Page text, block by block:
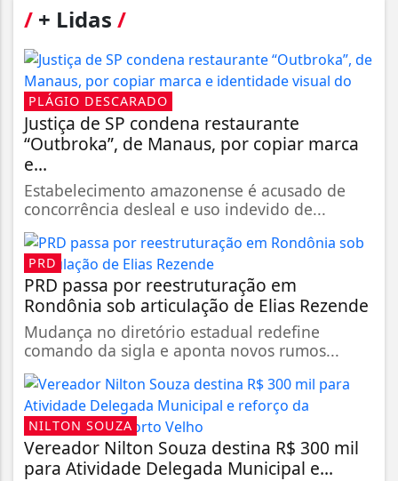
/ + Lidas /
PLÁGIO DESCARADO
Justiça de SP condena restaurante
“Outbroka”, de Manaus, por copiar marca
e...
Estabelecimento amazonense é acusado de
concorrência desleal e uso indevido de...
PRD
PRD passa por reestruturação em
Rondônia sob articulação de Elias Rezende
Mudança no diretório estadual redefine
comando da sigla e aponta novos rumos...
NILTON SOUZA
Vereador Nilton Souza destina R$ 300 mil
para Atividade Delegada Municipal e...